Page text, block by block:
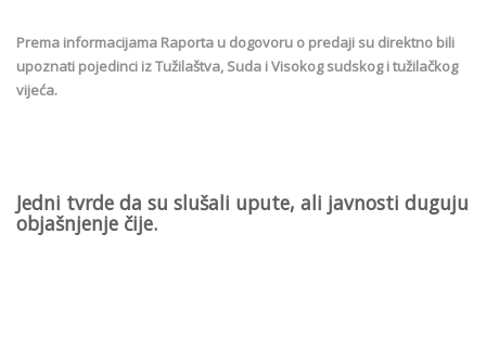
Prema informacijama Raporta u dogovoru o predaji su direktno bili
upoznati pojedinci iz Tužilaštva, Suda i Visokog sudskog i tužilačkog
vijeća.
Jedni tvrde da su slušali upute, ali javnosti duguju
objašnjenje čije.